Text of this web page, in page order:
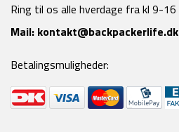
Ring til os alle hverdage fra kl 9-16
Mail: kontakt@backpackerlife.dk
Betalingsmuligheder: